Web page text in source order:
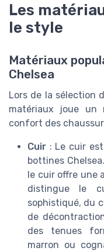
Les
le style
Matériaux
Chelsea
Lors de la sélection
matériaux joue
confort des
Cuir : Le cuir
bottines
le cuir offre une
distingue le
sophistiqué, du
de
des tenues
marron ou